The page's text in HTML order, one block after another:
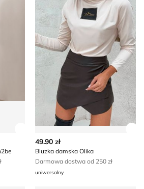
49.90 zł
Bluzka damska Olika
Darmowa dostwa od 250 zł
uniwersalny